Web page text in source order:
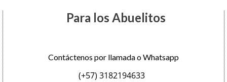
Para los Abuelitos
Contáctenos por llamada o Whatsapp
(+57) 3182194633